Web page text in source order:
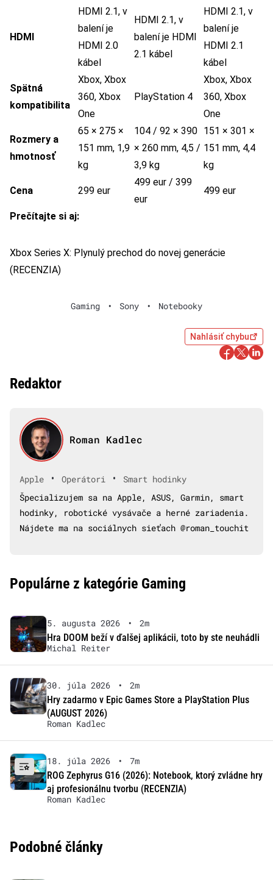
HDMI
HDMI 2.1, v
balení je
HDMI 2.0
kábel
HDMI 2.1, v
balení je HDMI
2.1 kábel
HDMI 2.1, v
balení je
HDMI 2.1
kábel
Spätná
kompatibilita
Xbox, Xbox
360, Xbox
One
PlayStation 4
Xbox, Xbox
360, Xbox
One
Rozmery a
hmotnosť
65 × 275 ×
151 mm, 1,9
kg
104 / 92 × 390
× 260 mm, 4,5 /
3,9 kg
151 × 301 ×
151 mm, 4,4
kg
Cena 299 eur
499 eur / 399
eur
499 eur
Prečítajte si aj:
Xbox Series X: Plynulý prechod do novej generácie
(RECENZIA)
Gaming • Sony • Notebooky
Nahlásiť chybu
Redaktor
Roman Kadlec
Apple • Operátori •
Smart hodinky
Špecializujem sa na Apple, ASUS, Garmin, smart
hodinky, robotické vysávače a herné zariadenia.
Nájdete ma na sociálnych sieťach @roman_touchit
Populárne z kategórie Gaming
5. augusta 2026 •
2m
Hra DOOM beží v ďalšej aplikácii, toto by ste neuhádli
Michal Reiter
30. júla 2026 •
2m
Hry zadarmo v Epic Games Store a PlayStation Plus
(AUGUST 2026)
Roman Kadlec
18. júla 2026 •
7m
ROG Zephyrus G16 (2026): Notebook, ktorý zvládne hry
aj profesionálnu tvorbu (RECENZIA)
Roman Kadlec
Podobné články